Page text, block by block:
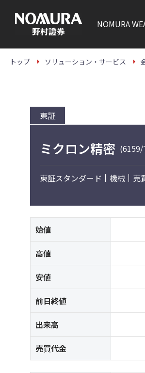
本
NOMURA
トップ ソリューション・サービス
東証
ミクロン精密 (6159/
東証スタンダード 機械 売
始値
高値
安値
前日終値
出来高
売買代金